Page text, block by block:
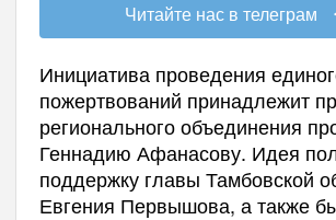
Читайте нас в телеграм
Инициатива проведения
пожертвований принадлежит
регионального объединения
Геннадию Афанасову. Идея
поддержку главы Тамбовской
Евгения Первышова, а также